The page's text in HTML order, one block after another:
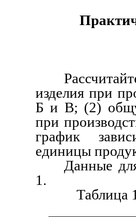
изделия при
Б и В; (2)
при
график
единицы
Данные
1.
Таблица